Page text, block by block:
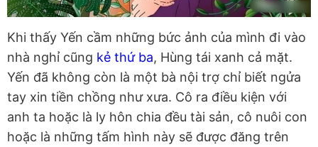
Khi thấy Yến cầm những bức ảnh của mình đi vào
nhà nghỉ cũng kẻ thứ ba, Hùng tái xanh cả mặt.
Yến đã không còn là một bà nội trợ chỉ biết ngửa
tay xin tiền chồng như xưa. Cô ra điều kiện với
anh ta hoặc là ly hôn chia đều tài sản, cô nuôi con
hoặc là những tấm hình này sẽ được đăng trên